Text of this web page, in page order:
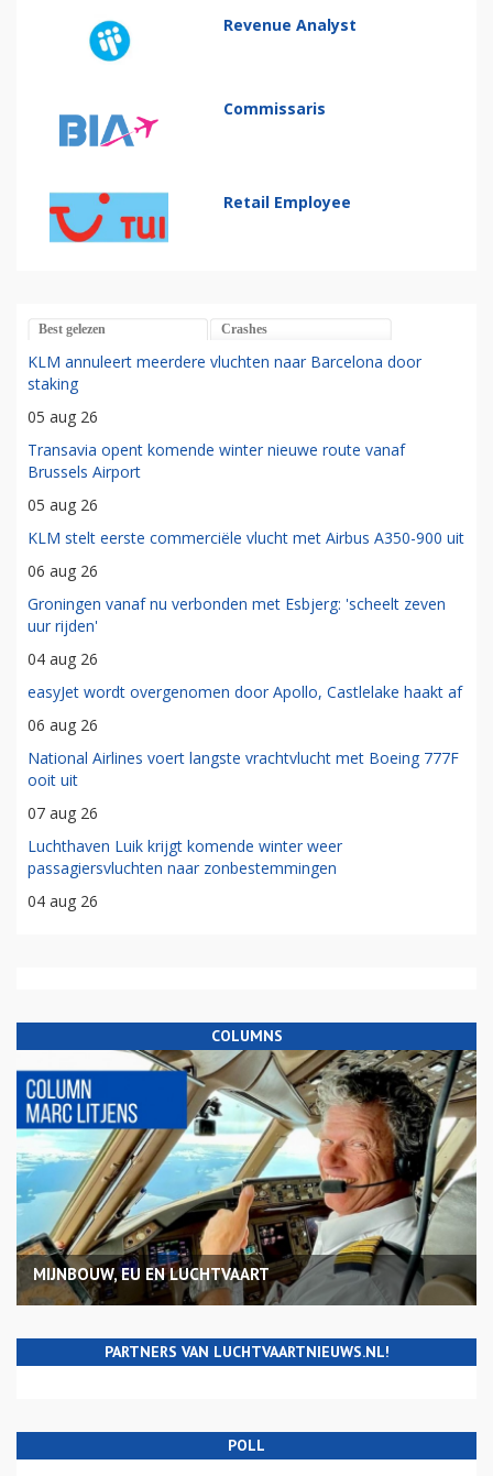
Revenue Analyst
Commissaris
Retail Employee
Best gelezen Crashes
KLM annuleert meerdere vluchten naar Barcelona door
staking
05 aug 26
Transavia opent komende winter nieuwe route vanaf
Brussels Airport
05 aug 26
KLM stelt eerste commerciële vlucht met Airbus A350-900 uit
06 aug 26
Groningen vanaf nu verbonden met Esbjerg: 'scheelt zeven
uur rijden'
04 aug 26
easyJet wordt overgenomen door Apollo, Castlelake haakt af
06 aug 26
National Airlines voert langste vrachtvlucht met Boeing 777F
ooit uit
07 aug 26
Luchthaven Luik krijgt komende winter weer
passagiersvluchten naar zonbestemmingen
04 aug 26
COLUMNS
MIJNBOUW, EU EN LUCHTVAART
PARTNERS VAN LUCHTVAARTNIEUWS.NL!
POLL